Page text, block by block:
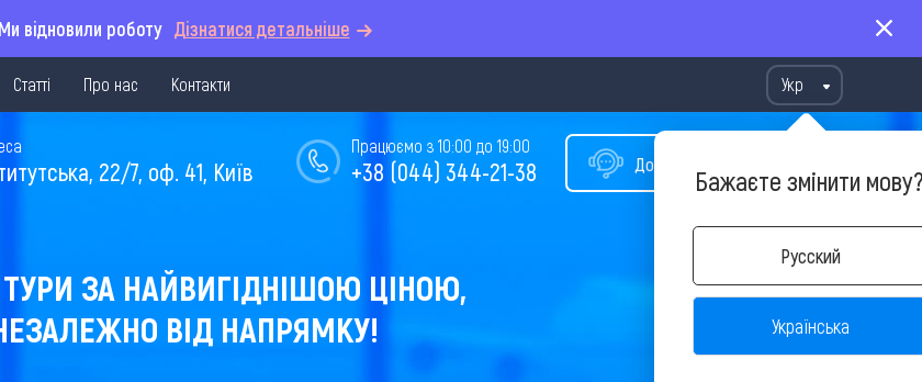
Ми відновили роботу Дізнатися детальніше
Статті Про нас Контакти Укр
Бажаєте змінити
Русский
Українська
Допомога у виборі туру
Працюємо з 10:00 до 19:00
+38 (044) 344-21-38
22/7, оф. 41, Київ
ТУРИ ЗА НАЙВИГІДНІШОЮ ЦІНОЮ,
ВІД НАПРЯМКУ!